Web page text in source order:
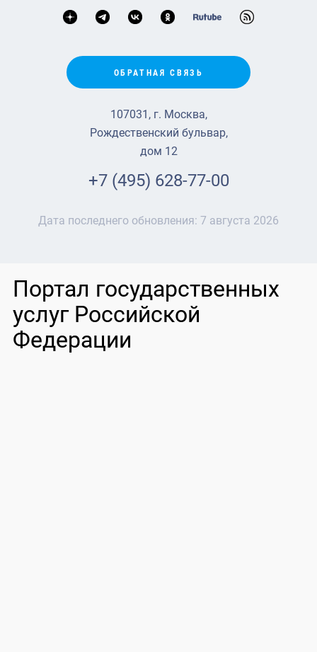
ОБРАТНАЯ СВЯЗЬ
107031, г. Москва,
Рождественский бульвар,
дом 12
+7 (495) 628-77-00
Дата последнего обновления: 7 августа 2026
Портал государственных
услуг Российской
Федерации